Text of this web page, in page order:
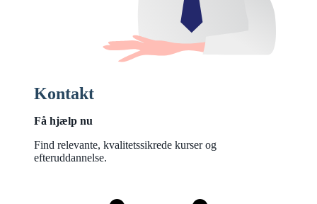
Kontakt
Få hjælp nu
Find relevante, kvalitetssikrede kurser og
efteruddannelse.